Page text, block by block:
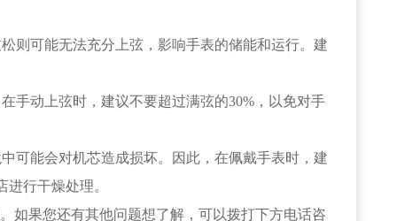
可能无法充分上弦，影响手表的储能和运行。建
动上弦时，建议不要超过满弦的30%，以免对手
能会对机芯造成损坏。因此，在佩戴手表时，建
行干燥处理。
如果您还有其他问题想了解，可以拨打下方电话咨